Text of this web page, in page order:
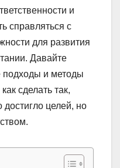
и
справляться с
для развития
Давайте
подходы и методы
сделать так,
целей, но